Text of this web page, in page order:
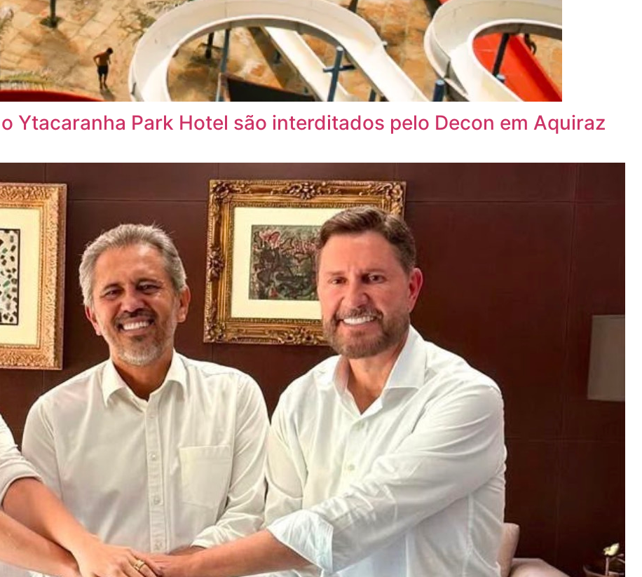
Ytacaranha Park Hotel são interditados pelo Decon em Aquiraz